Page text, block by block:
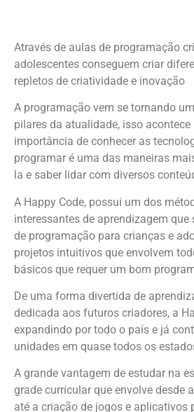
Através de aulas de programação
adolescentes conseguem criar
repletos de criatividade e inovação
A programação vem se tornando
pilares da atualidade, isso acontece
importância de conhecer as
programar é uma das maneiras
la e saber lidar com diversos
A Happy Code, possui um dos
interessantes de aprendizagem
de programação para crianças e
projetos intuitivos que envolvem
básicos que requer um bom
De uma forma divertida de
dedicada aos futuros criadores, a
expandindo por todo o país e já
unidades em quase todos os
A grande vantagem de estudar na
grade curricular que envolve desde
até a criação de jogos e aplicativos